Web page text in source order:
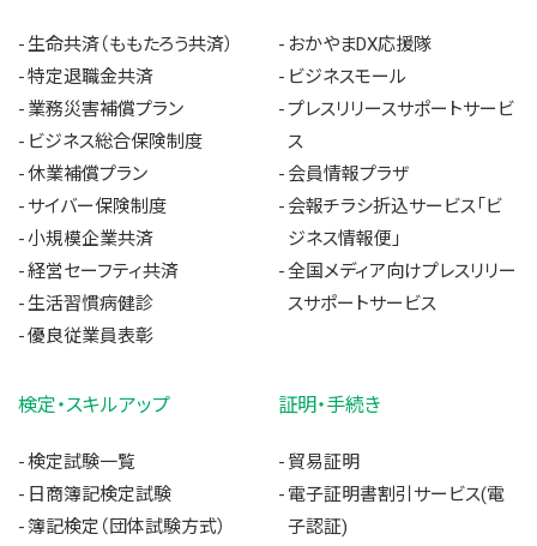
生命共済（ももたろう共済）
特定退職金共済
業務災害補償プラン
ビジネス総合保険制度
休業補償プラン
サイバー保険制度
小規模企業共済
経営セーフティ共済
生活習慣病健診
優良従業員表彰
おかやまDX応援隊
ビジネスモール
プレスリリースサポートサービ
ス
会員情報プラザ
会報チラシ折込サービス「ビ
ジネス情報便」
全国メディア向けプレスリリー
スサポートサービス
検定・スキルアップ
検定試験一覧
日商簿記検定試験
簿記検定（団体試験方式）
証明・手続き
貿易証明
電子証明書割引サービス(電
子認証)